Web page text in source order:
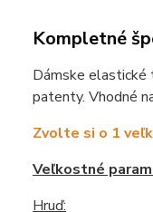
Kompletné
Dámske elastické
patenty. Vhodné
Zvolte si o 1
Veľkostné
Hruď: